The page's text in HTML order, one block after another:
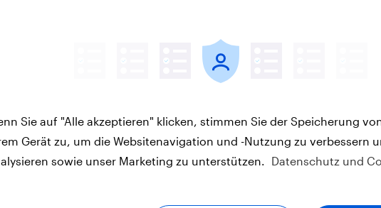
Der Klimawandel rückt für
[DE On-Demand]
Konsumenten wirkt.
Sie auf "Alle akzeptieren" klicken, stimmen Sie der Speicherung
Gerät zu, um die Websitenavigation und -Nutzung zu verbessern
sowie unser Marketing zu unterstützen. Datenschutz und